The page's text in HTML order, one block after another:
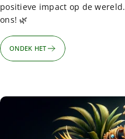
positieve impact op de
ons! 🌿
ONDEK HET